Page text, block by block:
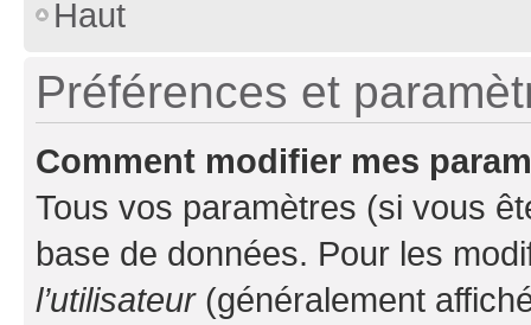
Haut
Préférences et
Comment modifier mes
Tous vos paramètres (si vous
base de données. Pour les
l’utilisateur(généralement